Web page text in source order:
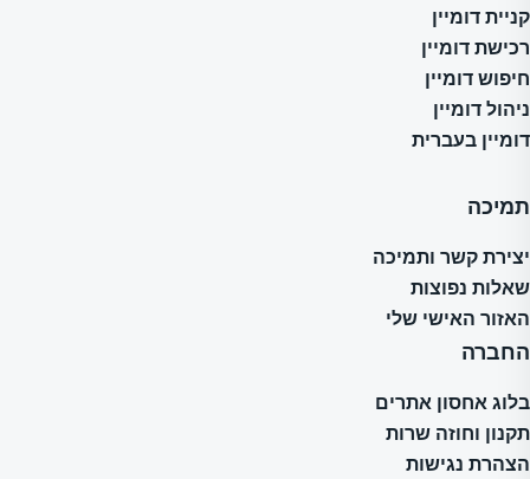
קניית דומיין
רכישת דומיין
חיפוש דומיין
ניהול דומיין
דומיין בעברית
תמיכה
יצירת קשר ותמיכה
שאלות נפוצות
האזור האישי שלי
החברה
בלוג אחסון אתרים
תקנון וחוזה שרות
הצהרת נגישות